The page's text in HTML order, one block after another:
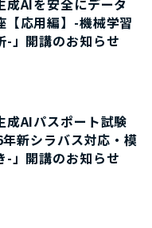
成AIを安全にデータ
【応用編】-機械学習
-」開講のお知らせ
成AIパスポート試験
新シラバス対応・模
-」開講のお知らせ